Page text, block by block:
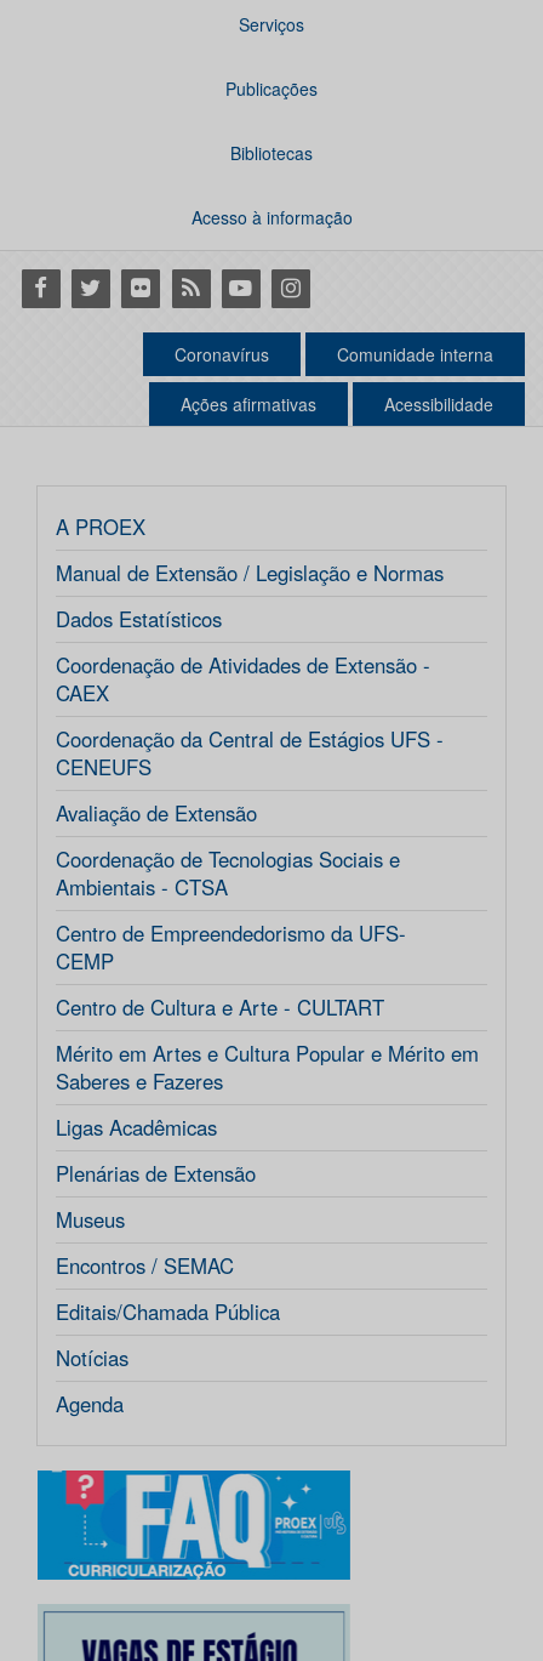
Serviços
Publicações
Bibliotecas
Acesso à informação
Facebook
Twitter Flickr RSS YoutubeInstagram
Coronavírus Comunidade interna
Ações afirmativas Acessibilidade
A PROEX
Manual de Extensão / Legislação e Normas
Dados Estatísticos
Coordenação de Atividades de Extensão -
CAEX
Coordenação da Central de Estágios UFS -
CENEUFS
Avaliação de Extensão
Coordenação de Tecnologias Sociais e
Ambientais - CTSA
Centro de Empreendedorismo da UFS-
CEMP
Centro de Cultura e Arte - CULTART
Mérito em Artes e Cultura Popular e Mérito em
Saberes e Fazeres
Ligas Acadêmicas
Plenárias de Extensão
Museus
Encontros / SEMAC
Editais/Chamada Pública
Notícias
Agenda